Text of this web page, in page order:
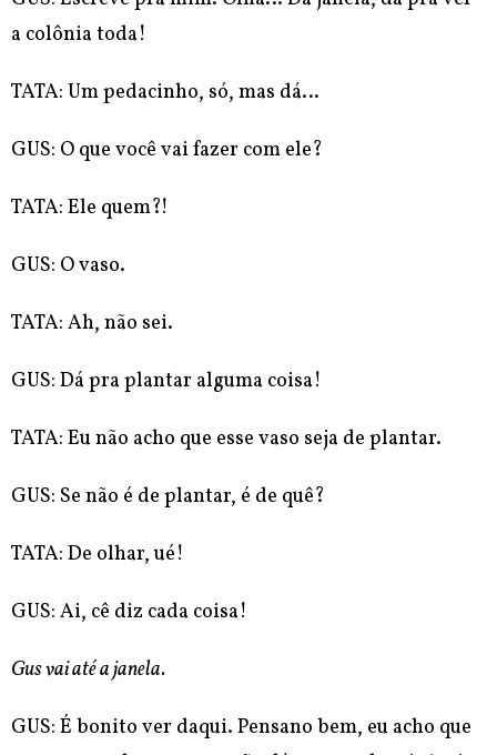
a colônia toda!
TATA: Um pedacinho, só, mas dá…
GUS: O que você vai fazer com ele?
TATA: Ele quem?!
GUS: O vaso.
TATA: Ah, não sei.
GUS: Dá pra plantar alguma coisa!
TATA: Eu não acho que esse vaso seja de plantar.
GUS: Se não é de plantar, é de quê?
TATA: De olhar, ué!
GUS: Ai, cê diz cada coisa!
Gus vai até a janela.
GUS: É bonito ver daqui. Pensano bem, eu acho que